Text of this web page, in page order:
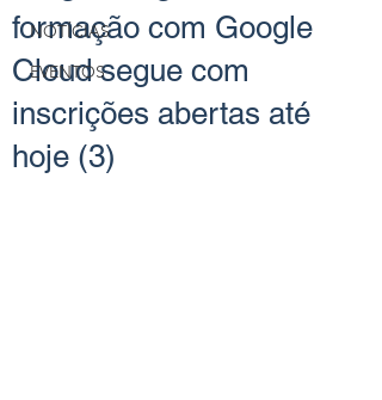
NOTÍCIAS
EVENTOS
formação com Google
Cloud segue com
inscrições abertas até
hoje (3)